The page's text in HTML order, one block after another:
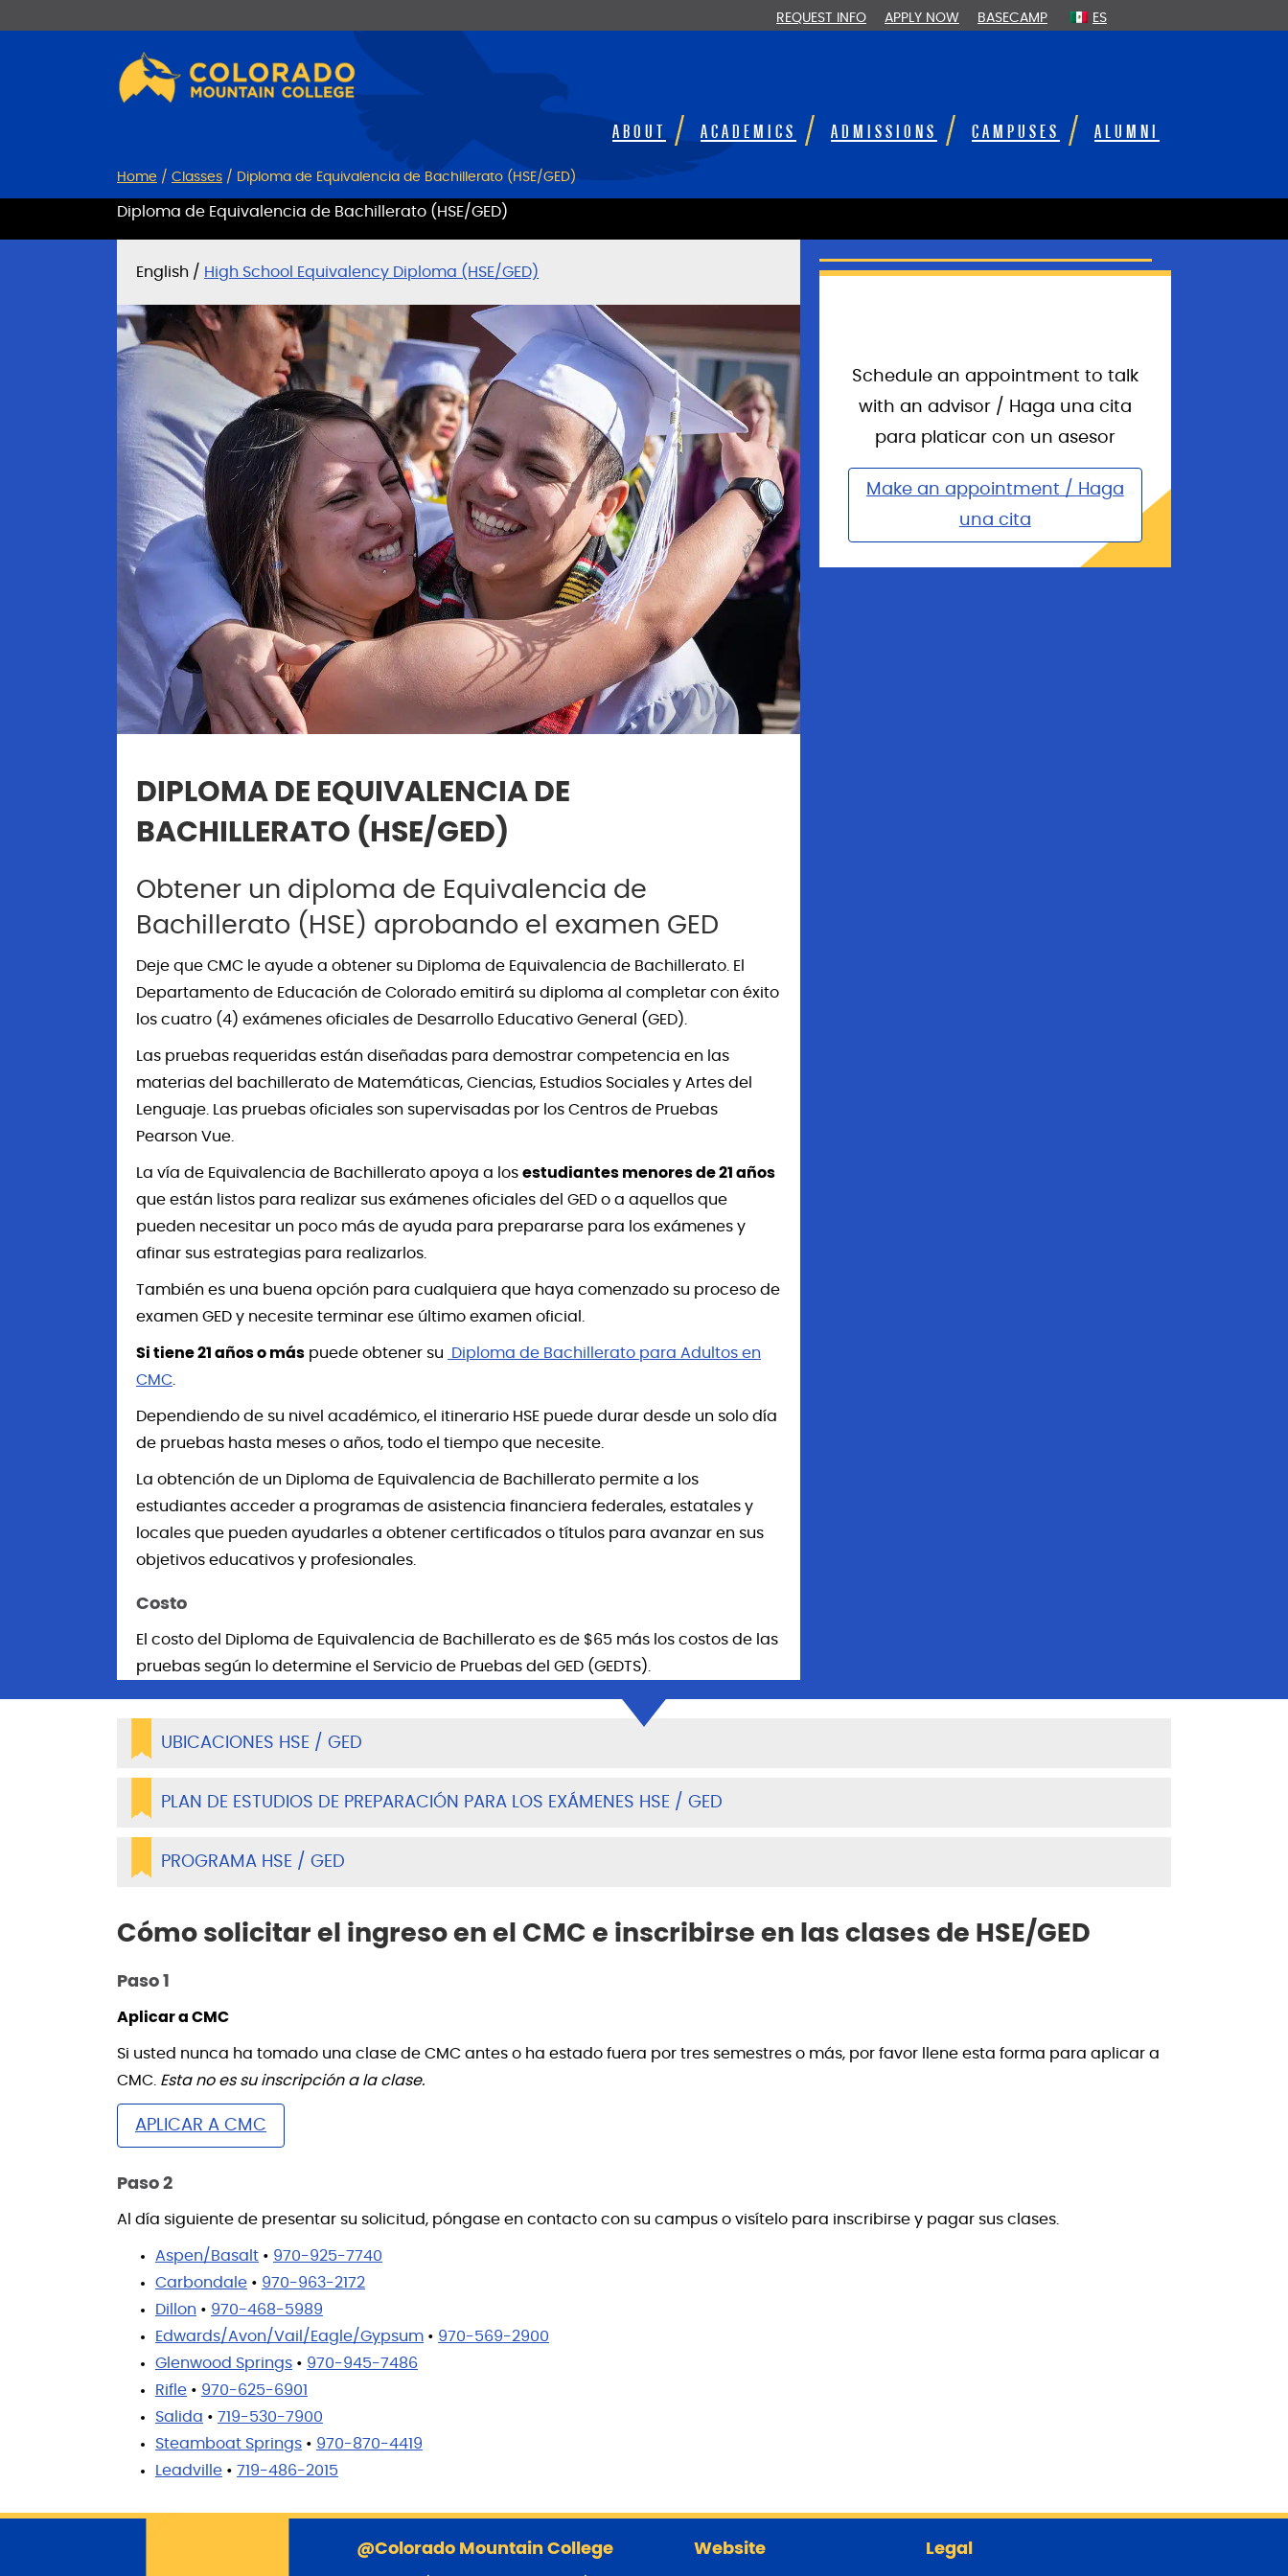
REQUEST INFO APPLY NOW BASECAMP ES
ABOUT ACADEMICS ADMISSIONS CAMPUSES ALUMNI
Home / Classes / Diploma de Equivalencia de Bachillerato (HSE/GED)
Diploma de Equivalencia de Bachillerato (HSE/GED)
English / High School Equivalency Diploma (HSE/GED)
DIPLOMA DE EQUIVALENCIA DE
BACHILLERATO (HSE/GED)
Obtener un diploma de Equivalencia de
Bachillerato (HSE) aprobando el examen GED
Deje que CMC le ayude a obtener su Diploma de Equivalencia de Bachillerato. El
Departamento de Educación de Colorado emitirá su diploma al completar con éxito
los cuatro (4) exámenes oficiales de Desarrollo Educativo General (GED).
Las pruebas requeridas están diseñadas para demostrar competencia en las
materias del bachillerato de Matemáticas, Ciencias, Estudios Sociales y Artes del
Lenguaje. Las pruebas oficiales son supervisadas por los Centros de Pruebas
Pearson Vue.
La vía de Equivalencia de Bachillerato apoya a los estudiantes menores de 21 años
que están listos para realizar sus exámenes oficiales del GED o a aquellos que
pueden necesitar un poco más de ayuda para prepararse para los exámenes y
afinar sus estrategias para realizarlos.
También es una buena opción para cualquiera que haya comenzado su proceso de
examen GED y necesite terminar ese último examen oficial.
Si tiene 21 años o más puede obtener su
Diploma de Bachillerato para Adultos en
CMC
Dependiendo de su nivel académico, el itinerario HSE puede durar desde un solo día
de pruebas hasta meses o años, todo el tiempo que necesite.
La obtención de un Diploma de Equivalencia de Bachillerato permite a los
estudiantes acceder a programas de asistencia financiera federales, estatales y
locales que pueden ayudarles a obtener certificados o títulos para avanzar en sus
objetivos educativos y profesionales.
Costo
El costo del Diploma de Equivalencia de Bachillerato es de $65 más los costos de las
pruebas según lo determine el Servicio de Pruebas del GED (GEDTS).
Schedule an appointment to talk
with an advisor / Haga una cita
para platicar con un asesor
Make an appointment / Haga
una cita
UBICACIONES HSE / GED
PLAN DE ESTUDIOS DE PREPARACIÓN PARA LOS EXÁMENES HSE / GED
PROGRAMA HSE / GED
Cómo solicitar el ingreso en el CMC e inscribirse en las clases de HSE/GED
Paso 1
Aplicar a CMC
Si usted nunca ha tomado una clase de CMC antes o ha estado fuera por tres semestres o más, por favor llene esta forma para aplicar a
CMC. Esta no es su inscripción a la clase.
APLICAR A CMC
Paso 2
Al día siguiente de presentar su solicitud, póngase en contacto con su campus o visítelo para inscribirse y pagar sus clases.
Aspen/Basalt • 970-925-7740
Carbondale • 970-963-2172
Dillon • 970-468-5989
Edwards/Avon/Vail/Eagle/Gypsum • 970-569-2900
Glenwood Springs • 970-945-7486
Rifle • 970-625-6901
Salida • 719-530-7900
Steamboat Springs • 970-870-4419
Leadville • 719-486-2015
@Colorado Mountain College Website Legal